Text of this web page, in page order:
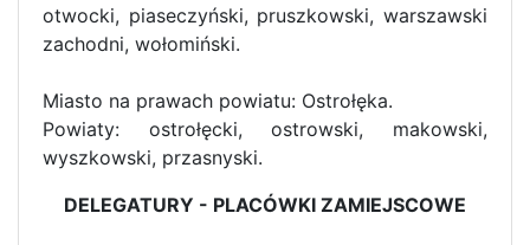
otwocki, piaseczyński, pruszkowski, warszawski
zachodni, wołomiński.
Miasto na prawach powiatu: Ostrołęka.
Powiaty: ostrołęcki, ostrowski, makowski,
wyszkowski, przasnyski.
DELEGATURY - PLACÓWKI ZAMIEJSCOWE